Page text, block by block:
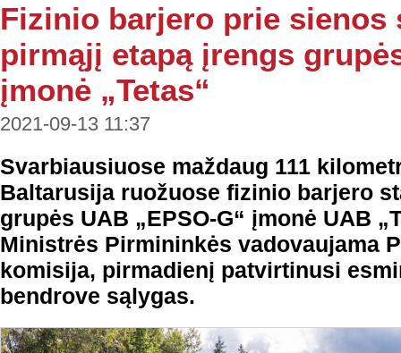
Fizinio barjero prie sienos
pirmąjį etapą įrengs
įmonė „Tetas“
2021-09-13 11:37
Svarbiausiuose maždaug 111
Baltarusija ruožuose fizinio barjero
grupės UAB „EPSO-G“ įmonė UAB
Ministrės Pirmininkės vadovaujama
komisija, pirmadienį patvirtinusi
bendrove sąlygas.